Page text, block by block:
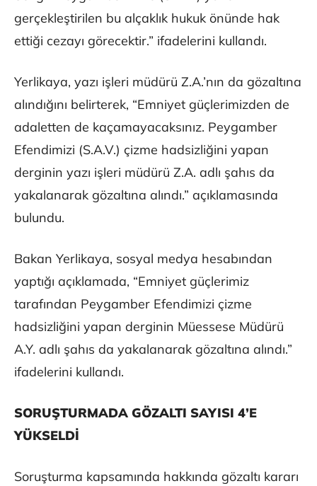
gerçekleştirilen bu alçaklık hukuk önünde hak
ettiği cezayı görecektir.” ifadelerini kullandı.
Yerlikaya, yazı işleri müdürü Z.A.’nın da gözaltına
alındığını belirterek, “Emniyet güçlerimizden de
adaletten de kaçamayacaksınız. Peygamber
Efendimizi (S.A.V.) çizme hadsizliğini yapan
derginin yazı işleri müdürü Z.A. adlı şahıs da
yakalanarak gözaltına alındı.” açıklamasında
bulundu.
Bakan Yerlikaya, sosyal medya hesabından
yaptığı açıklamada, “Emniyet güçlerimiz
tarafından Peygamber Efendimizi çizme
hadsizliğini yapan derginin Müessese Müdürü
A.Y. adlı şahıs da yakalanarak gözaltına alındı.”
ifadelerini kullandı.
SORUŞTURMADA GÖZALTI SAYISI 4’E
YÜKSELDİ
Soruşturma kapsamında hakkında gözaltı kararı